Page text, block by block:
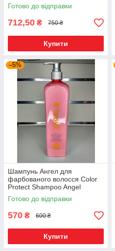
Professional for colored hair
500ml
Готово до відправки
712,50 ₴ 750 ₴
Купити
–5%
Шампунь Ангел для
фарбованого волосся Color
Protect Shampoo Angel
Professional for colored hair
500ml
Готово до відправки
570 ₴ 600 ₴
Купити